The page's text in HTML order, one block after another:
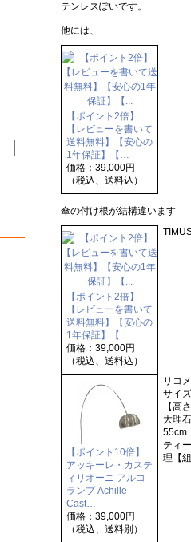
テンレスぽいです。
他には、
【ポイント2倍】
【レビューを書いて
送料無料】【安心の
1年保証】【…
価格：39,000円
（税込、送料込）
傘の付け根が結構違います
【ポイント2倍】
【レビューを書いて
送料無料】【安心の
1年保証】【…
価格：39,000円
（税込、送料込）
【ポイント10倍】
アッキーレ・カステ
ィリオーニ アルコ
ランプ Achille
Cast…
価格：39,000円
（税込、送料別）
リコ
サイ
【高
大理
55cm
ティ
理【